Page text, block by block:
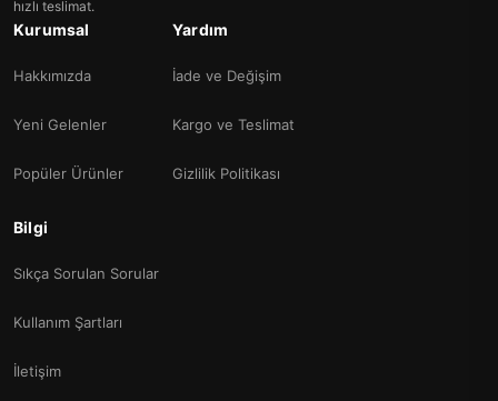
hızlı teslimat.
Kurumsal
Hakkımızda
Yeni Gelenler
Popüler Ürünler
Yardım
İade ve Değişim
Kargo ve Teslimat
Gizlilik Politikası
Bilgi
Sıkça Sorulan Sorular
Kullanım Şartları
İletişim